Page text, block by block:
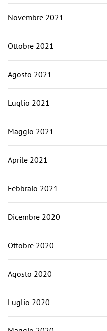
Novembre 2021
Ottobre 2021
Agosto 2021
Luglio 2021
Maggio 2021
Aprile 2021
Febbraio 2021
Dicembre 2020
Ottobre 2020
Agosto 2020
Luglio 2020